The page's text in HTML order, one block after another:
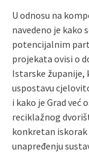
U odnosu na
navedeno je kako
potencijalnim
projekata ovisi o
Istarske županije,
uspostavu
i kako je Grad već
reciklažnog
konkretan iskorak
unapređenju